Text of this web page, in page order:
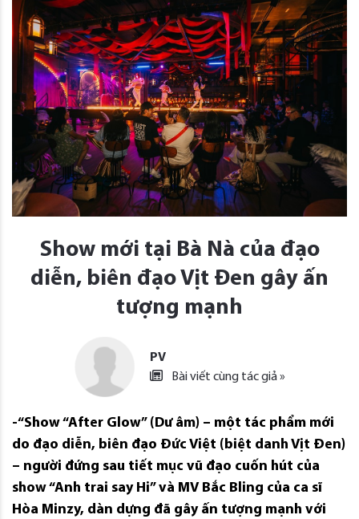
Show mới tại Bà Nà của đạo
diễn, biên đạo Vịt Đen gây ấn
tượng mạnh
PV
Bài viết cùng tác giả »
-“Show “After Glow” (Dư âm) – một tác phẩm mới
do đạo diễn, biên đạo Đức Việt (biệt danh Vịt Đen)
– người đứng sau tiết mục vũ đạo cuốn hút của
show “Anh trai say Hi” và MV Bắc Bling của ca sĩ
Hòa Minzy, dàn dựng đã gây ấn tượng mạnh với